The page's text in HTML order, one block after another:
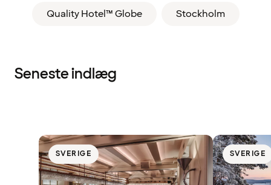
Quality Hotel™ Globe Stockholm
Seneste indlæg
SVERIGE SVERIGE